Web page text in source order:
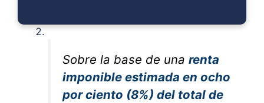
Sobre la base de una renta
imponible estimada en ocho
por ciento (8%) del total de